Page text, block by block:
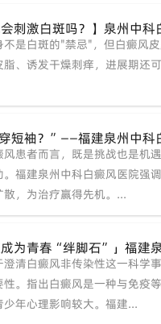
会刺激白斑吗？】泉州中
冲洗，涂抹保湿产品
不是白斑的"禁忌"，但白癜风
脂、诱发干燥刺痒，进展期还
短袖？”——福建泉州中科
手段丰富，早诊早治轻松
风患者而言，既是挑战也是机
。福建泉州中科白癜风医院强
，为治疗赢得先机。...
成为青春“绊脚石”」福建
癜风不传染，科学干预重
清白癜风非传染性这一科学
性。指出白癜风是一种与免疫
年心理影响较大。福建...